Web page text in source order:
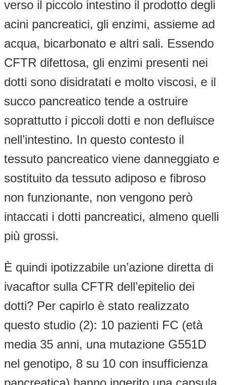
verso il piccolo intestino il prodotto degli
acini pancreatici, gli enzimi, assieme ad
acqua, bicarbonato e altri sali. Essendo
CFTR difettosa, gli enzimi presenti nei
dotti sono disidratati e molto viscosi, e il
succo pancreatico tende a ostruire
soprattutto i piccoli dotti e non defluisce
nell’intestino. In questo contesto il
tessuto pancreatico viene danneggiato e
sostituito da tessuto adiposo e fibroso
non funzionante, non vengono però
intaccati i dotti pancreatici, almeno quelli
più grossi.
È quindi ipotizzabile un’azione diretta di
ivacaftor sulla CFTR dell’epitelio dei
dotti? Per capirlo è stato realizzato
questo studio (2): 10 pazienti FC (età
media 35 anni, una mutazione G551D
nel genotipo, 8 su 10 con insufficienza